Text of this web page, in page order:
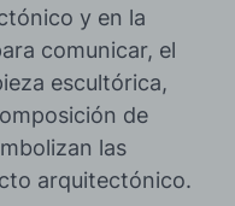
y en la
comunicar, el
escultórica,
de
las
arquitectónico.